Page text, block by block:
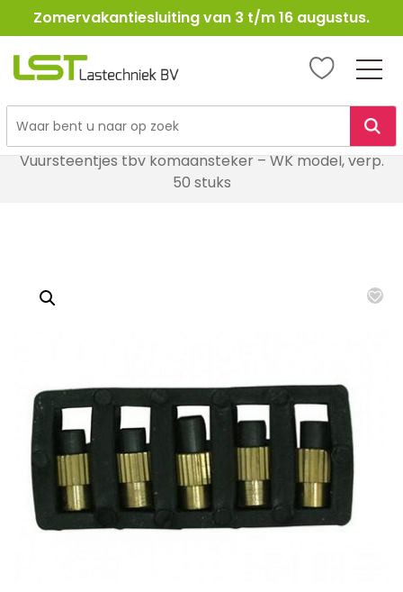
Ga
naar
Zomervakantiesluiting van 3 t/m 16 augustus.
LST
Lasbenodigheden
Vuursteentjes tbv komaansteker – WK model, verp.
50 stuks